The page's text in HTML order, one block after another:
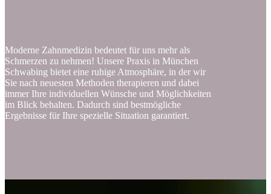
Moderne Zahnmedizin bedeutet für uns mehr als
Schmerzen zu nehmen! Unsere Praxis in München
Schwabing bietet eine ruhige Atmosphäre, in der wir
Sie nach neuesten Methoden therapieren und dabei
immer Ihre individuellen Wünsche und Möglichkeiten
im Blick behalten. Dadurch sind bestmögliche
Ergebnisse für Ihre spezielle Situation garantiert.